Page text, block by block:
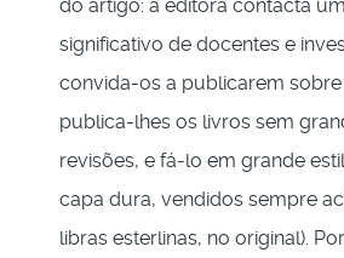
do artigo: a editora contacta
significativo de docentes e
convida-os a publicarem
publica-lhes os livros sem
revisões, e fá-lo em grande
capa dura, vendidos sempre
libras esterlinas, no original).